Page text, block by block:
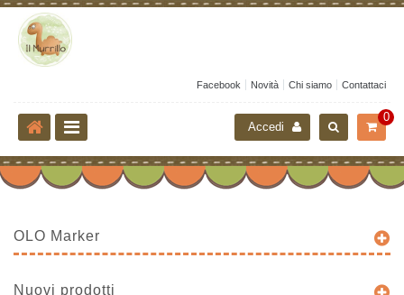
Facebook Novità Chi siamo Contattaci
0
Accedi
OLO Marker
Nuovi prodotti